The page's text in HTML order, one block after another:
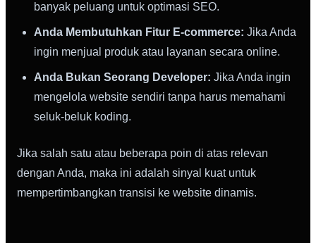
banyak peluang untuk optimasi SEO.
Anda Membutuhkan Fitur E-commerce: Jika Anda
ingin menjual produk atau layanan secara online.
Anda Bukan Seorang Developer: Jika Anda ingin
mengelola website sendiri tanpa harus memahami
seluk-beluk koding.
Jika salah satu atau beberapa poin di atas relevan
dengan Anda, maka ini adalah sinyal kuat untuk
mempertimbangkan transisi ke website dinamis.